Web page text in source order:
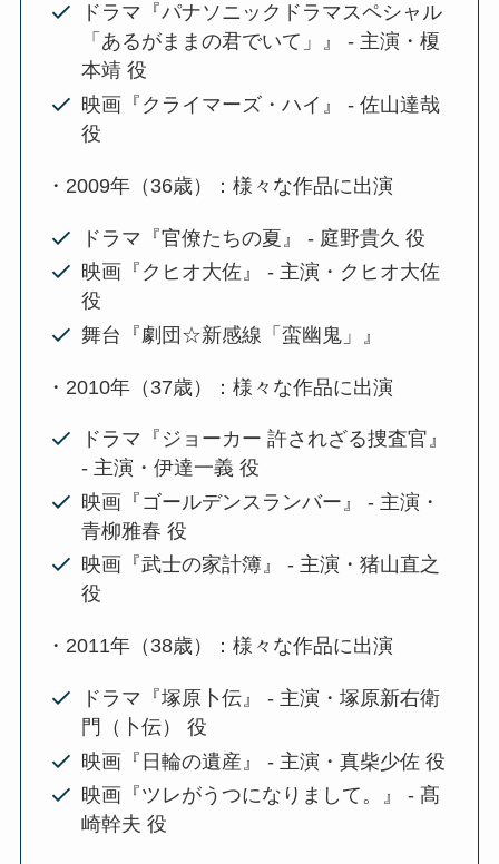
ドラマ『パナソニックドラマスペシャル
「あるがままの君でいて」』 - 主演・榎
本靖 役
映画『クライマーズ・ハイ』 - 佐山達哉
役
・2009年（36歳）：様々な作品に出演
ドラマ『官僚たちの夏』 - 庭野貴久 役
映画『クヒオ大佐』 - 主演・クヒオ大佐
役
舞台『劇団☆新感線「蛮幽鬼」』
・2010年（37歳）：様々な作品に出演
ドラマ『ジョーカー 許されざる捜査官』
- 主演・伊達一義 役
映画『ゴールデンスランバー』 - 主演・
青柳雅春 役
映画『武士の家計簿』 - 主演・猪山直之
役
・2011年（38歳）：様々な作品に出演
ドラマ『塚原卜伝』 - 主演・塚原新右衛
門（卜伝） 役
映画『日輪の遺産』 - 主演・真柴少佐 役
映画『ツレがうつになりまして。』 - 髙
崎幹夫 役